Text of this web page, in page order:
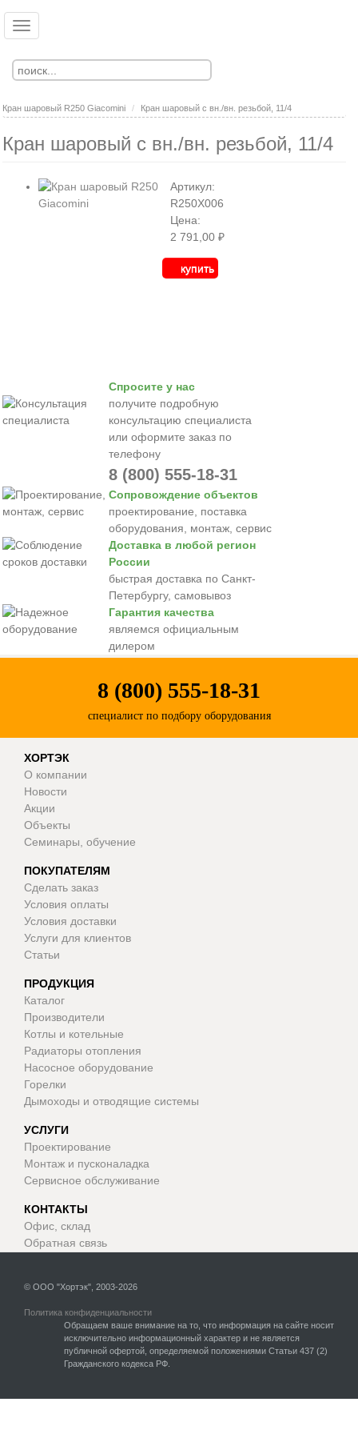
основному
содержанию
Toggle
Кран шаровый R250 Giacomini Кран шаровый с вн./вн. резьбой, 11/4
Кран шаровый с вн./вн. резьбой, 11/4
Артикул:
R250X006
Цена:
2 791,00 ₽
купить
Спросите у нас
получите подробную
консультацию специалиста
или оформите заказ по
телефону
8 (800) 555-18-31
Сопровождение объектов
проектирование, поставка
оборудования, монтаж, сервис
Доставка в любой регион
России
быстрая доставка по Санкт-
Петербургу, самовывоз
Гарантия качества
являемся официальным
дилером
8 (800) 555-18-31
специалист по подбору оборудования
ХОРТЭК
О компании
Новости
Акции
Объекты
Семинары, обучение
ПОКУПАТЕЛЯМ
Сделать заказ
Условия оплаты
Условия доставки
Услуги для клиентов
Статьи
ПРОДУКЦИЯ
Каталог
Производители
Котлы и котельные
Радиаторы отопления
Насосное оборудование
Горелки
Дымоходы и отводящие системы
УСЛУГИ
Проектирование
Монтаж и пусконаладка
Сервисное обслуживание
КОНТАКТЫ
Офис, склад
Обратная связь
© ООО "Хортэк", 2003-2026
Политика конфиденциальности
Обращаем ваше внимание на то, что информация на сайте носит
исключительно информационный характер и не является
публичной офертой, определяемой положениями Статьи 437 (2)
Гражданского кодекса РФ.